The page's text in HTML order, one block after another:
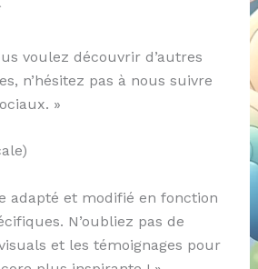
voulez découvrir d’autres
n’hésitez pas à nous suivre
»
adapté et modifié en fonction
N’oubliez pas de
et les témoignages pour